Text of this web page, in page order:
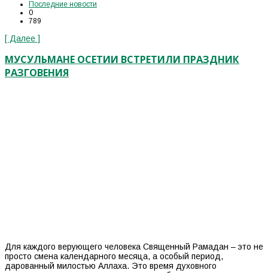
Последние новости
0
789
[ Далее ]
МУСУЛЬМАНЕ ОСЕТИИ ВСТРЕТИЛИ ПРАЗДНИК
РАЗГОВЕНИЯ
Для каждого верующего человека Священный Рамадан – это не
просто смена календарного месяца, а особый период,
дарованный милостью Аллаха. Это время духовного